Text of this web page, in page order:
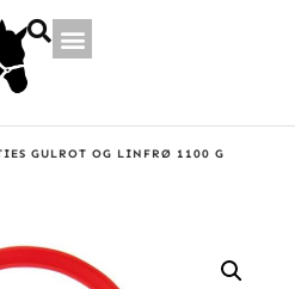
GULROT OG LINFRØ 1100 G